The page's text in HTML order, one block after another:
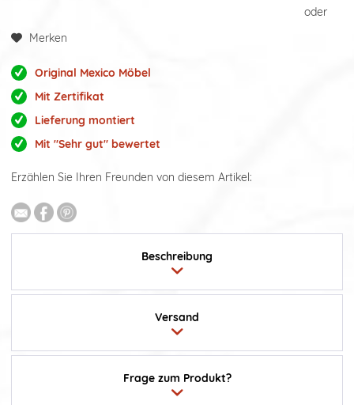
oder
Merken
Original Mexico Möbel
Mit Zertifikat
Lieferung montiert
Mit "Sehr gut" bewertet
Erzählen Sie Ihren Freunden von diesem Artikel:
Beschreibung
Frage zum Produkt?
Versand